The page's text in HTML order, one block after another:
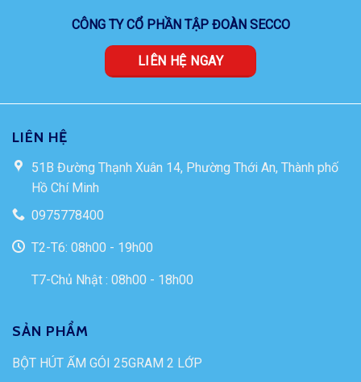
CÔNG TY CỔ PHẦN TẬP ĐOÀN SECCO
LIÊN HỆ NGAY
LIÊN HỆ
51B Đường Thạnh Xuân 14, Phường Thới An, Thành phố
Hồ Chí Minh
0975778400
T2-T6: 08h00 - 19h00
T7-Chủ Nhật : 08h00 - 18h00
SẢN PHẨM
BỘT HÚT ẨM GÓI 25GRAM 2 LỚP